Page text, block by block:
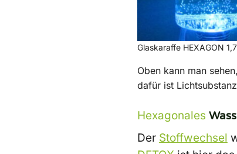
Glaskaraffe HEXAGON 1,7
Oben kann man
dafür ist
Hexagonales
Der Stoffwechsel